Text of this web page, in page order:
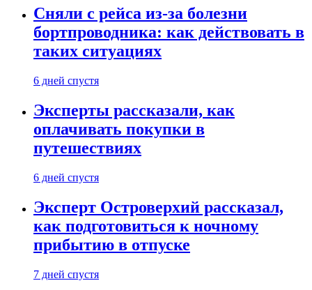
Сняли с рейса из-за болезни
бортпроводника: как действовать в
таких ситуациях
6 дней спустя
Эксперты рассказали, как
оплачивать покупки в
путешествиях
6 дней спустя
Эксперт Островерхий рассказал,
как подготовиться к ночному
прибытию в отпуске
7 дней спустя